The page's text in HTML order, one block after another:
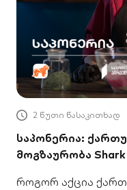
2 წუთი წასაკითხად
საპონერია:
მოგზაურობა Shark
როგორ აქცია